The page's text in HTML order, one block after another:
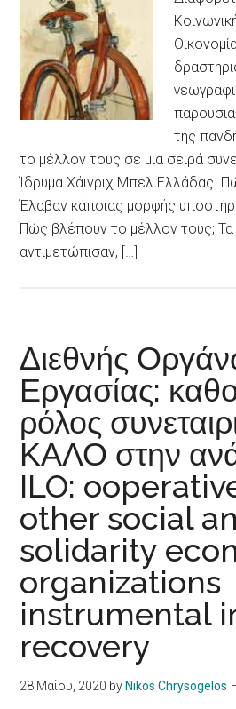
της
το μέλλον τους σε μια σειρά
Ίδρυμα Χάινριχ Μπελ Ελλάδας.
Έλαβαν κάποιας μορφής
Πώς βλέπουν το μέλλον τους;
αντιμετώπισαν, […]
Διεθνής
Εργασίας:
ρόλος
ΚΑΛΟ στην
ILO:
other social
solidarity
organizations
instrumental
recovery
28 Μαΐου, 2020 by Nikos Chrysogelos